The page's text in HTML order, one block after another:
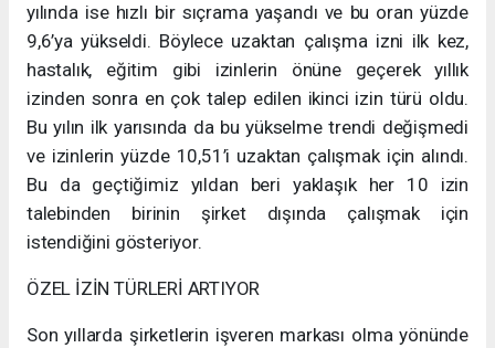
yılında ise hızlı bir sıçrama yaşandı ve bu oran yüzde
9,6’ya yükseldi. Böylece uzaktan çalışma izni ilk kez,
hastalık, eğitim gibi izinlerin önüne geçerek yıllık
izinden sonra en çok talep edilen ikinci izin türü oldu.
Bu yılın ilk yarısında da bu yükselme trendi değişmedi
ve izinlerin yüzde 10,51’i uzaktan çalışmak için alındı.
Bu da geçtiğimiz yıldan beri yaklaşık her 10 izin
talebinden birinin şirket dışında çalışmak için
istendiğini gösteriyor.
ÖZEL İZİN TÜRLERİ ARTIYOR
Son yıllarda şirketlerin işveren markası olma yönünde